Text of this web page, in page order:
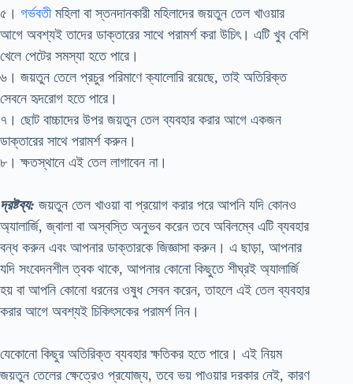
৫। গর্ভবতীমহিলা বা স্তনদানকারী মহিলাদের জয়তুন তেল খাওয়ার
আগে অবশ্যই তাদের ডাক্তারের সাথে পরামর্শ করা উচিৎ। এটি খুব বেশি
খেলে পেটের সমস্যা হতে পারে।
৬। জয়তুন তেলে প্রচুর পরিমাণে ক্যালোরি রয়েছে, তাই অতিরিক্ত
সেবনে হৃদরোগ হতে পারে।
৭। ছোট বাচ্চাদের উপর জয়তুন তেল ব্যবহার করার আগে একজন
ডাক্তারের সাথে পরামর্শ করুন।
৮। ক্ষতস্থানে এই তেল লাগাবেন না।
দ্রষ্টব্য: জয়তুন তেল খাওয়া বা প্রয়োগ করার পরে আপনি যদি কোনও
অ্যালার্জি, জ্বালা বা অস্বস্তি অনুভব করেন তবে অবিলম্বে এটি ব্যবহার
বন্ধ করুন এবং আপনার ডাক্তারকে জিজ্ঞাসা করুন। এ ছাড়া, আপনার
যদি সংবেদনশীল ত্বক থাকে, আপনার কোনো কিছুতে শীঘ্রই অ্যালার্জি
হয় বা আপনি কোনো ধরনের ওষুধ সেবন করেন, তাহলে এই তেল ব্যবহার
করার আগে অবশ্যই চিকিৎসকের পরামর্শ নিন।
যেকোনো কিছুর অতিরিক্ত ব্যবহার ক্ষতিকর হতে পারে। এই নিয়ম
জয়তুন তেলের ক্ষেত্রেও প্রযোজ্য, তবে ভয় পাওয়ার দরকার নেই, কারণ